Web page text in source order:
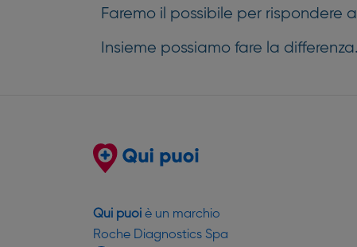
Faremo il possibile per rispondere
Insieme possiamo fare la differenza.
Qui puoi è un marchio
Roche Diagnostics Spa